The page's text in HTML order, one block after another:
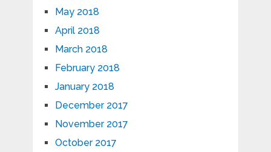
May 2018
April 2018
March 2018
February 2018
January 2018
December 2017
November 2017
October 2017